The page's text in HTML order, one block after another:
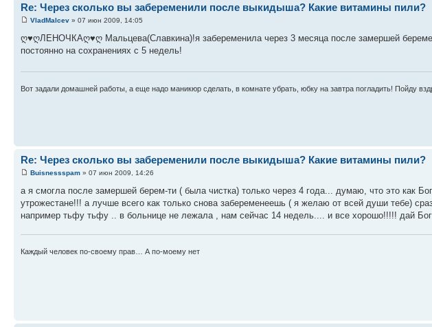
Re: Через сколько вы забеременили после выкидыша? Какие витамины пили?
VladMalcev » 07 июн 2009, 14:05
ღ♥ღЛЕНОЧКАღ♥ღ Мальцева(Славкина)!я забеременила через 3 месяца после замершей
постоянно на сохранениях с 5 недель!
Вот задали домашней работы, а еще надо маникюр сделать, в комнате убрать, юбку на завтра погладить! Пойду
Re: Через сколько вы забеременили после выкидыша? Какие витамины пили?
Buisnessspam » 07 июн 2009, 14:26
а я смогла после замершей берем-ти ( была чистка) только через 4 года... думаю, что это как
утрожестане!!! а лучше всего как только снова забеременеешь ( я желаю от всей души тебе)
например тьфу тьфу .. в больнице не лежала , нам сейчас 14 недель.... и все хорошо!!!!! дай
Каждый человек по-своему прав… А по-моему нет